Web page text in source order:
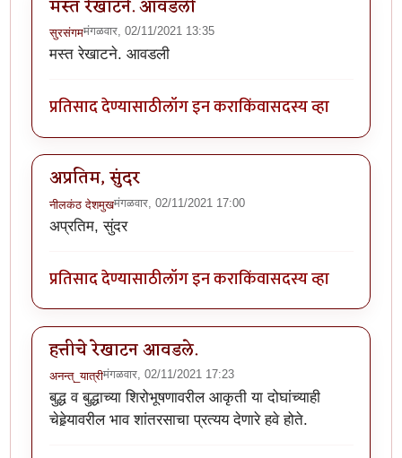
मस्त रेखाटने. आवडली
सुरसंगममंगळवार, 02/11/2021 13:35
मस्त रेखाटने. आवडली
प्रतिसाद देण्यासाठीलॉग इन कराकिंवासदस्य व्हा
अप्रतिम, सुंदर
नीलकंठ देशमुखमंगळवार, 02/11/2021 17:00
अप्रतिम, सुंदर
प्रतिसाद देण्यासाठीलॉग इन कराकिंवासदस्य व्हा
हत्तीचे रेखाटन आवडले.
अनन्त्_यात्रीमंगळवार, 02/11/2021 17:23
बुद्ध व बुद्धाच्या शिरोभूषणावरील आकृती या दोघांच्याही
चेहेर्‍यावरील भाव शांतरसाचा प्रत्यय देणारे हवे होते.